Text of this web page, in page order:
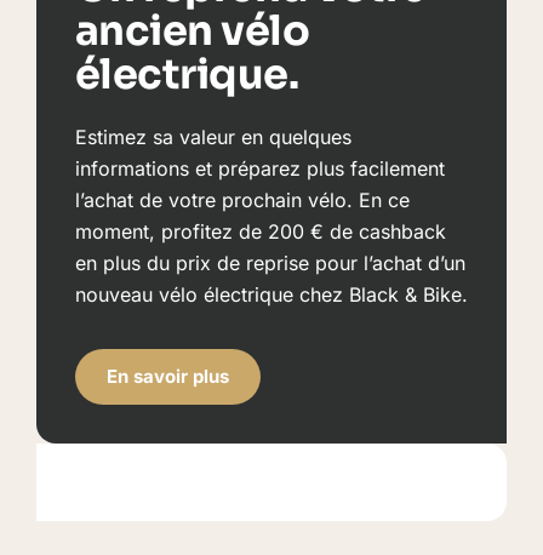
ancien vélo
électrique.
Estimez sa valeur en quelques
informations et préparez plus facilement
l’achat de votre prochain vélo. En ce
moment, profitez de 200 € de cashback
en plus du prix de reprise pour l’achat d’un
nouveau vélo électrique chez Black & Bike.
En savoir plus